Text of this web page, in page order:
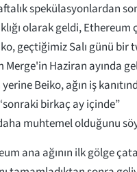
spekülasyonlardan
olarak geldi, Ethereum
geçtiğimiz Salı günü bir
Merge'in Haziran ayında
Beiko, ağın iş
birkaç ay içinde”
muhtemel olduğunu
ana ağının ilk gölge